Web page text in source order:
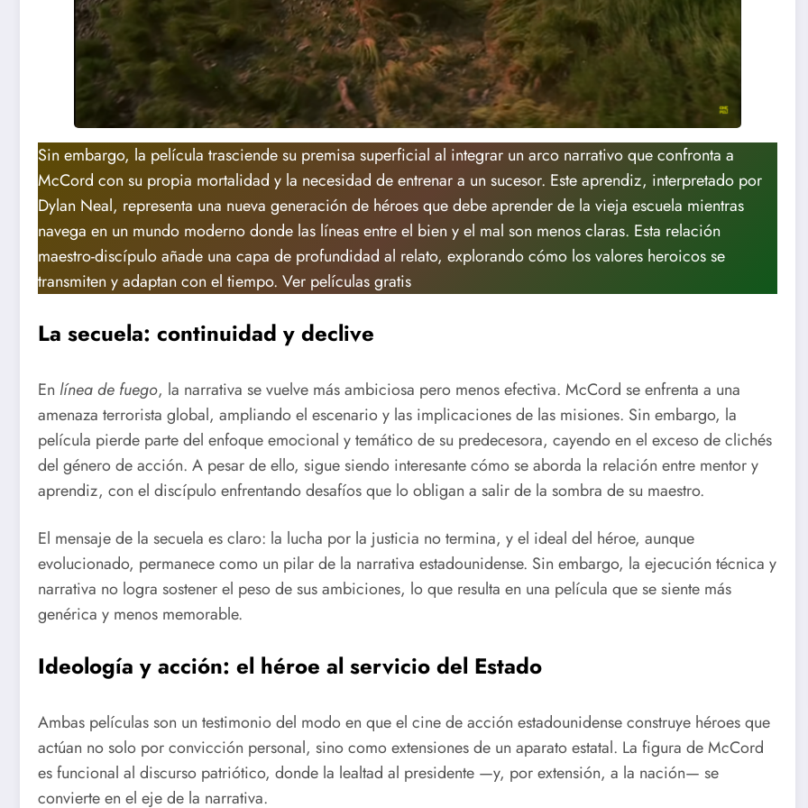
Sin embargo, la película trasciende su premisa superficial al integrar un arco narrativo que confronta a
McCord con su propia mortalidad y la necesidad de entrenar a un sucesor. Este aprendiz, interpretado por
Dylan Neal, representa una nueva generación de héroes que debe aprender de la vieja escuela mientras
navega en un mundo moderno donde las líneas entre el bien y el mal son menos claras. Esta relación
maestro-discípulo añade una capa de profundidad al relato, explorando cómo los valores heroicos se
transmiten y adaptan con el tiempo. Ver películas gratis
La secuela: continuidad y declive
En línea de fuego, la narrativa se vuelve más ambiciosa pero menos efectiva. McCord se enfrenta a una
amenaza terrorista global, ampliando el escenario y las implicaciones de las misiones. Sin embargo, la
película pierde parte del enfoque emocional y temático de su predecesora, cayendo en el exceso de clichés
del género de acción. A pesar de ello, sigue siendo interesante cómo se aborda la relación entre mentor y
aprendiz, con el discípulo enfrentando desafíos que lo obligan a salir de la sombra de su maestro.
El mensaje de la secuela es claro: la lucha por la justicia no termina, y el ideal del héroe, aunque
evolucionado, permanece como un pilar de la narrativa estadounidense. Sin embargo, la ejecución técnica y
narrativa no logra sostener el peso de sus ambiciones, lo que resulta en una película que se siente más
genérica y menos memorable.
Ideología y acción: el héroe al servicio del Estado
Ambas películas son un testimonio del modo en que el cine de acción estadounidense construye héroes que
actúan no solo por convicción personal, sino como extensiones de un aparato estatal. La figura de McCord
es funcional al discurso patriótico, donde la lealtad al presidente —y, por extensión, a la nación— se
convierte en el eje de la narrativa.